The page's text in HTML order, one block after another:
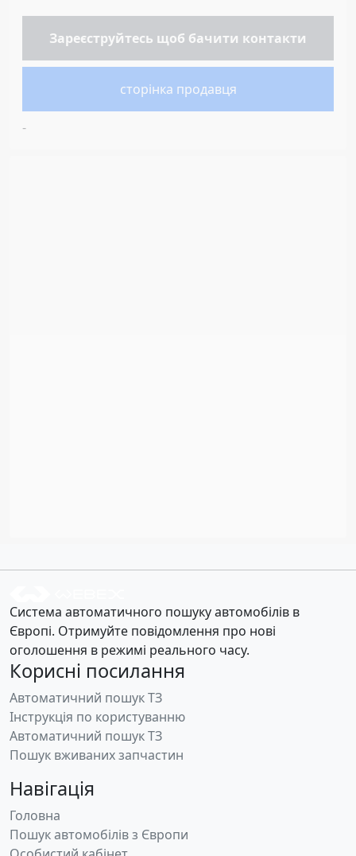
Зареєструйтесь щоб бачити контакти
сторінка продавця
-
Система автоматичного пошуку автомобілів в
Європі. Отримуйте повідомлення про нові
оголошення в режимі реального часу.
Корисні посилання
Автоматичний пошук ТЗ
Інструкція по користуванню
Автоматичний пошук ТЗ
Пошук вживаних запчастин
Навігація
Головна
Пошук автомобілів з Європи